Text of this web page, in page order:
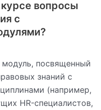
вопросы
с
посвященный
знаний с
(например,
HR-специалистов,